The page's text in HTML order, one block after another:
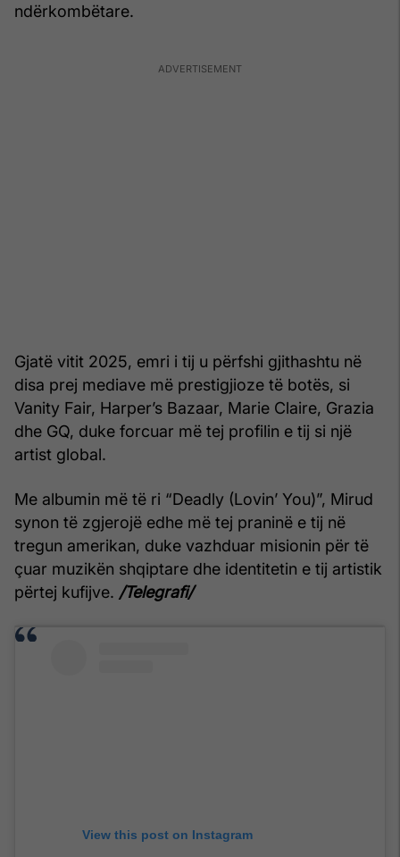
ndërkombëtare.
Gjatë vitit 2025, emri i tij u përfshi gjithashtu në
disa prej mediave më prestigjioze të botës, si
Vanity Fair, Harper’s Bazaar, Marie Claire, Grazia
dhe GQ, duke forcuar më tej profilin e tij si një
artist global.
Me albumin më të ri “Deadly (Lovin’ You)”, Mirud
synon të zgjerojë edhe më tej praninë e tij në
tregun amerikan, duke vazhduar misionin për të
çuar muzikën shqiptare dhe identitetin e tij artistik
përtej kufijve. /Telegrafi/
View this post on Instagram